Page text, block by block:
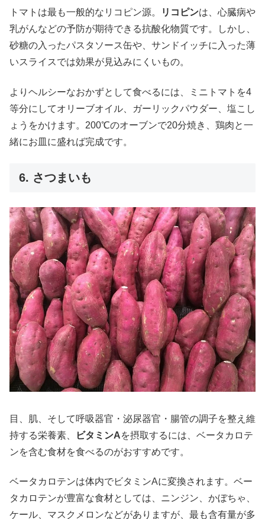
トマトは最も一般的なリコピン源。 リコピンは、心臓病や
乳がんなどの予防が期待できる抗酸化物質です。しかし、
砂糖の入ったパスタソース缶や、サンドイッチに入った薄
いスライスでは効果が見込みにくいもの。
よりヘルシーなおかずとして食べるには、ミニトマトを4
等分にしてオリーブオイル、ガーリックパウダー、塩こし
ょうをかけます。200℃のオーブンで20分焼き、鶏肉と一
緒にお皿に盛れば完成です。
6. さつまいも
目、肌、そして呼吸器官・泌尿器官・腸管の調子を整え維
持する栄養素、
ビタミンAを摂取するには、ベータカロテ
ンを含む食材を食べるのがおすすめです。
ベータカロテンは体内でビタミンAに変換されます。ベー
タカロテンが豊富な食材としては、ニンジン、かぼちゃ、
ケール、マスクメロンなどがありますが、最も含有量が多